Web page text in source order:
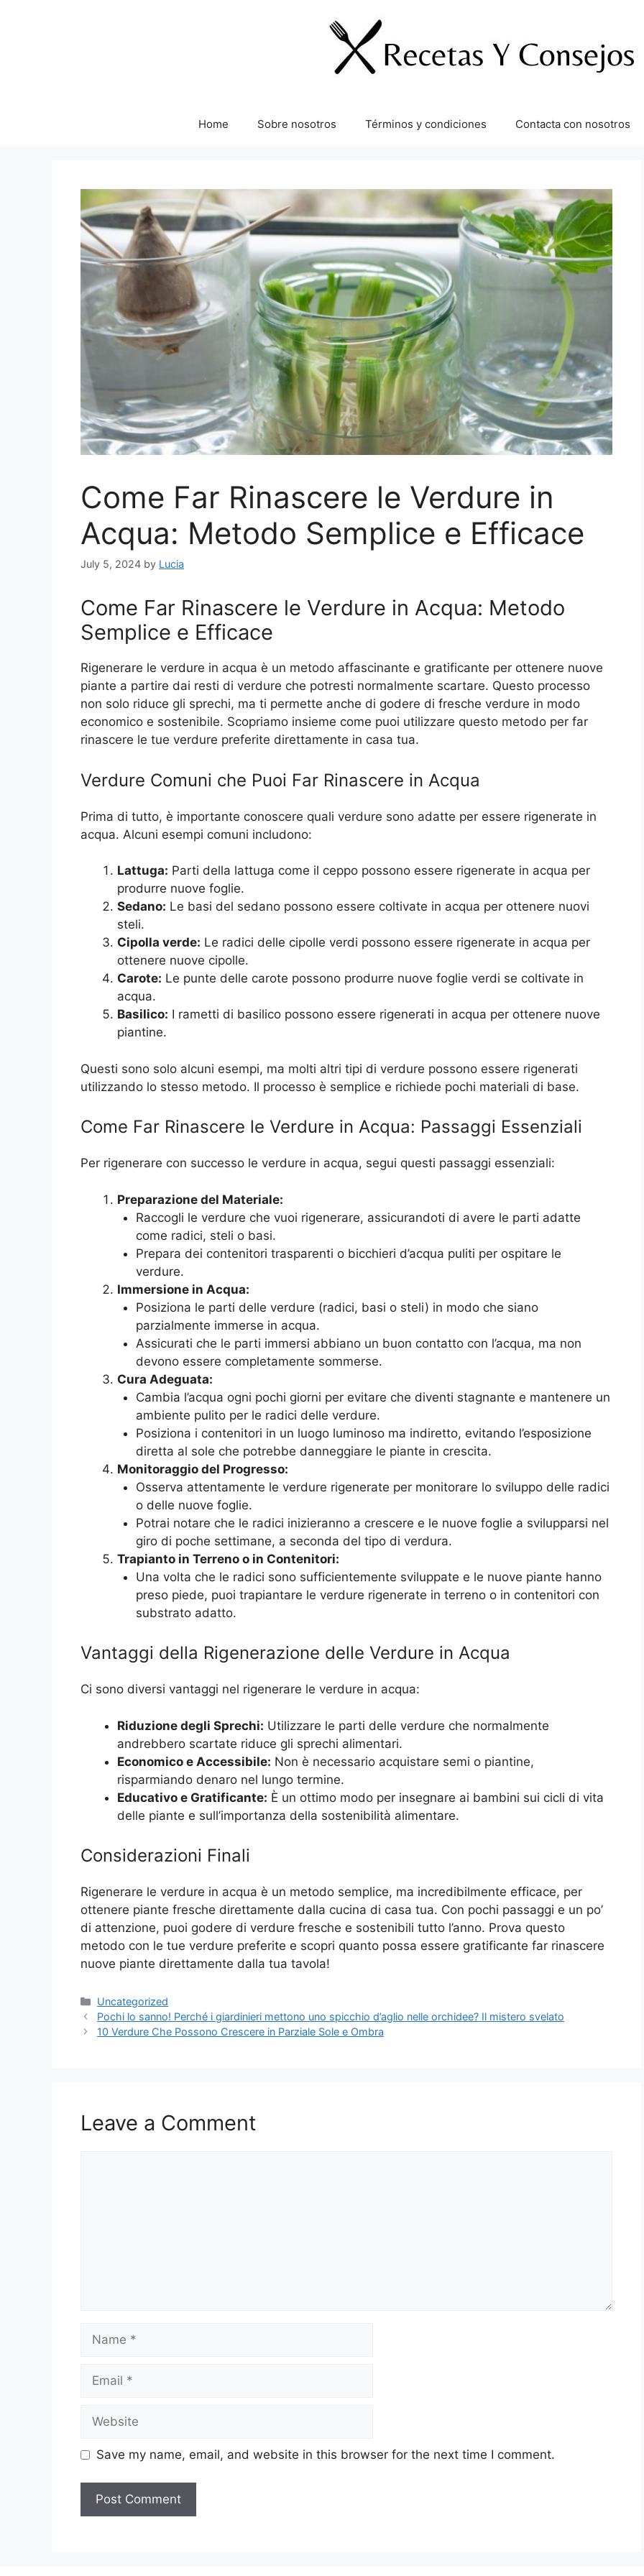
Home Sobre nosotros Términos y condiciones Contacta con nosotros
Come Far Rinascere le Verdure in
Acqua: Metodo Semplice e Efficace
July 5, 2024 by Lucia
Come Far Rinascere le Verdure in Acqua: Metodo
Semplice e Efficace
Rigenerare le verdure in acqua è un metodo affascinante e gratificante per ottenere nuove
piante a partire dai resti di verdure che potresti normalmente scartare. Questo processo
non solo riduce gli sprechi, ma ti permette anche di godere di fresche verdure in modo
economico e sostenibile. Scopriamo insieme come puoi utilizzare questo metodo per far
rinascere le tue verdure preferite direttamente in casa tua.
Verdure Comuni che Puoi Far Rinascere in Acqua
Prima di tutto, è importante conoscere quali verdure sono adatte per essere rigenerate in
acqua. Alcuni esempi comuni includono:
Lattuga: Parti della lattuga come il ceppo possono essere rigenerate in acqua per
produrre nuove foglie.
Sedano: Le basi del sedano possono essere coltivate in acqua per ottenere nuovi
steli.
Cipolla verde: Le radici delle cipolle verdi possono essere rigenerate in acqua per
ottenere nuove cipolle.
Carote: Le punte delle carote possono produrre nuove foglie verdi se coltivate in
acqua.
Basilico: I rametti di basilico possono essere rigenerati in acqua per ottenere nuove
piantine.
Questi sono solo alcuni esempi, ma molti altri tipi di verdure possono essere rigenerati
utilizzando lo stesso metodo. Il processo è semplice e richiede pochi materiali di base.
Come Far Rinascere le Verdure in Acqua: Passaggi Essenziali
Per rigenerare con successo le verdure in acqua, segui questi passaggi essenziali:
Preparazione del Materiale:
Raccogli le verdure che vuoi rigenerare, assicurandoti di avere le parti adatte
come radici, steli o basi.
Prepara dei contenitori trasparenti o bicchieri d’acqua puliti per ospitare le
verdure.
Immersione in Acqua:
Posiziona le parti delle verdure (radici, basi o steli) in modo che siano
parzialmente immerse in acqua.
Assicurati che le parti immersi abbiano un buon contatto con l’acqua, ma non
devono essere completamente sommerse.
Cura Adeguata:
Cambia l’acqua ogni pochi giorni per evitare che diventi stagnante e mantenere un
ambiente pulito per le radici delle verdure.
Posiziona i contenitori in un luogo luminoso ma indiretto, evitando l’esposizione
diretta al sole che potrebbe danneggiare le piante in crescita.
Monitoraggio del Progresso:
Osserva attentamente le verdure rigenerate per monitorare lo sviluppo delle radici
o delle nuove foglie.
Potrai notare che le radici inizieranno a crescere e le nuove foglie a svilupparsi nel
giro di poche settimane, a seconda del tipo di verdura.
Trapianto in Terreno o in Contenitori:
Una volta che le radici sono sufficientemente sviluppate e le nuove piante hanno
preso piede, puoi trapiantare le verdure rigenerate in terreno o in contenitori con
substrato adatto.
Vantaggi della Rigenerazione delle Verdure in Acqua
Ci sono diversi vantaggi nel rigenerare le verdure in acqua:
Riduzione degli Sprechi: Utilizzare le parti delle verdure che normalmente
andrebbero scartate riduce gli sprechi alimentari.
Economico e Accessibile: Non è necessario acquistare semi o piantine,
risparmiando denaro nel lungo termine.
Educativo e Gratificante: È un ottimo modo per insegnare ai bambini sui cicli di vita
delle piante e sull’importanza della sostenibilità alimentare.
Considerazioni Finali
Rigenerare le verdure in acqua è un metodo semplice, ma incredibilmente efficace, per
ottenere piante fresche direttamente dalla cucina di casa tua. Con pochi passaggi e un po’
di attenzione, puoi godere di verdure fresche e sostenibili tutto l’anno. Prova questo
metodo con le tue verdure preferite e scopri quanto possa essere gratificante far rinascere
nuove piante direttamente dalla tua tavola!
Categories
Uncategorized
Pochi lo sanno! Perché i giardinieri mettono uno spicchio d’aglio nelle orchidee? Il mistero svelato
10 Verdure Che Possono Crescere in Parziale Sole e Ombra
Leave a Comment
Name
Email
Website
Save my name, email, and website in this browser for the next time I comment.